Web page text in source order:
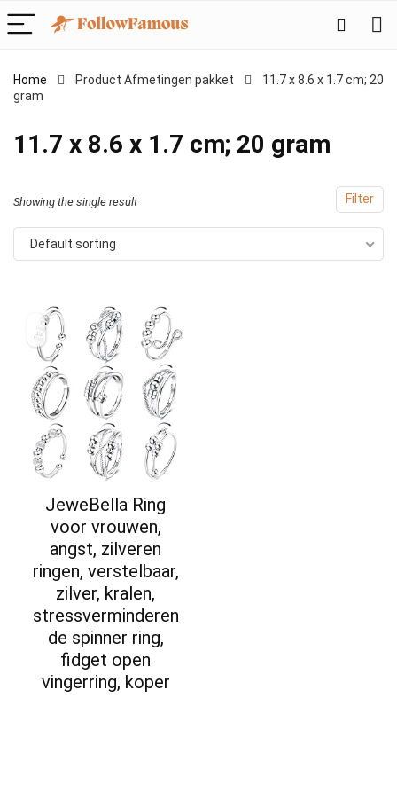
Home Product Afmetingen pakket
‎11.7 x 8.6 x 1.7 cm; 20
gram
‎11.7 x 8.6 x 1.7 cm; 20 gram
Filter
Showing the single result
Default sorting
JeweBella Ring
voor vrouwen,
angst, zilveren
ringen, verstelbaar,
zilver, kralen,
stressverminderen
de spinner ring,
fidget open
vingerring, koper